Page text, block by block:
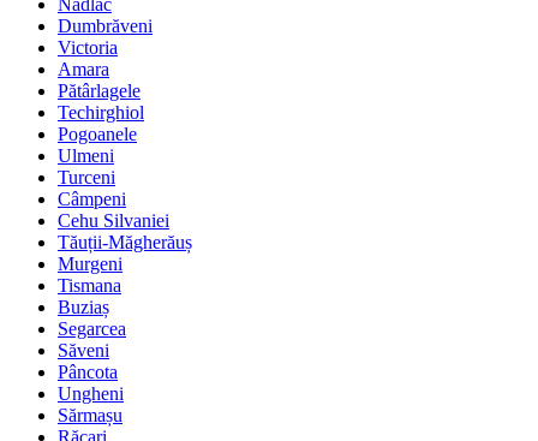
Nădlac
Dumbrăveni
Victoria
Amara
Pătârlagele
Techirghiol
Pogoanele
Ulmeni
Turceni
Câmpeni
Cehu Silvaniei
Tăuții-Măgherăuș
Murgeni
Tismana
Buziaș
Segarcea
Săveni
Pâncota
Ungheni
Sărmașu